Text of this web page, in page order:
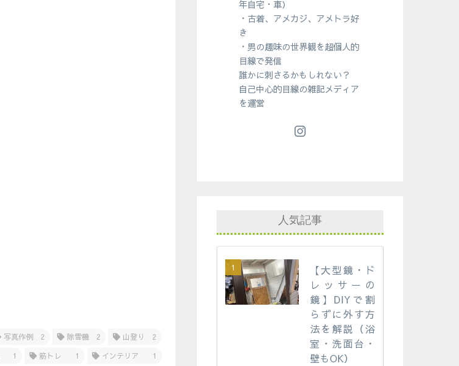
写真作例 2 除雪機 2 山登り
2
1 筋トレ 1 インテリア
1
年自宅・車）
・古着、アメカジ、アメトラ好
き
・男の趣味の世界観を超個人的
目線で発信
誰かに刺さるかもしれない？
自己中心的目線の雑記メディア
を運営
人気記事
【大型鏡・ド
レッサーの
鏡】DIYで割
らずに外す方
法を解説（浴
室・洗面台・
壁もOK）